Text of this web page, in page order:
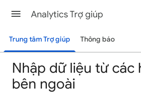
Analytics Trợ giúp
Trung tâm Trợ giúp Thông báo
Nhập dữ liệu từ các
bên ngoài